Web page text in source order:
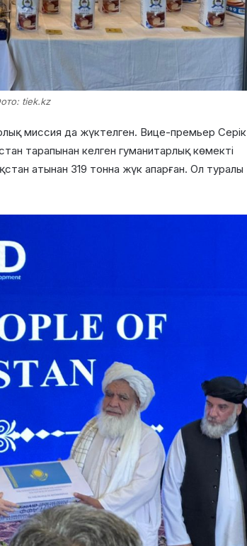
tiek.kz
миссия да жүктелген. Вице-премьер Серік
тарапынан келген гуманитарлық көмекті
атынан 319 тонна жүк апарған. Ол туралы